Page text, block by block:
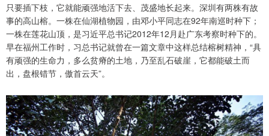
只要插下枝，它就能顽强地活下去、茂盛地长起来。深圳有两株有故
事的高山榕。一株在仙湖植物园，由邓小平同志在92年南巡时种下；
一株在莲花山顶，是习近平总书记2012年12月赴广东考察时种下的。
早在福州工作时，习总书记就曾在一篇文章中这样总结榕树精神，“具
有顽强的生命力，多么贫瘠的土地，乃至乱石破崖，它都能破土而
出，盘根错节，傲首云天”。